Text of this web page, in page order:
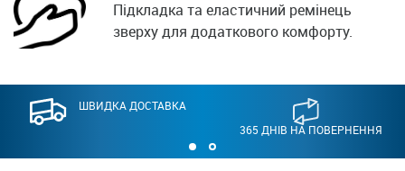
Підкладка та еластичний ремінець
зверху для додаткового комфорту.
ШВИДКА ДОСТАВКА
365 ДНІВ НА ПОВЕРНЕННЯ